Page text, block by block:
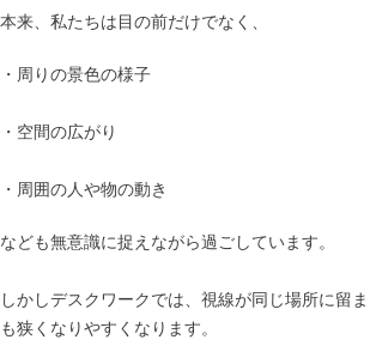
本来、私たちは目の前だけでなく、
・周りの景色の様子
・空間の広がり
・周囲の人や物の動き
なども無意識に捉えながら過ごしています。
しかしデスクワークでは、視線が同じ場所に留
も狭くなりやすくなります。